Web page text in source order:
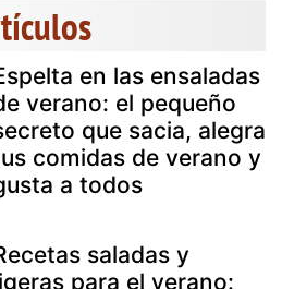
en las ensaladas
verano: el pequeño
que sacia, alegra
comidas de verano y
a todos
saladas y
para el verano: